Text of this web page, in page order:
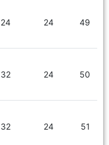
49
24
24
50
24
32
51
24
32